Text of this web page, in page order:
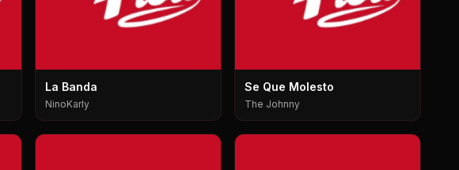
La Banda
NinoKarly
Se Que Molesto
The Johnny